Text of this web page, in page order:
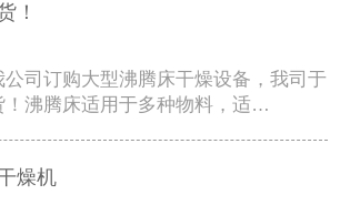
！
司订购大型沸腾床干燥设备，我司于
！沸腾床适用于多种物料，适…
燥机